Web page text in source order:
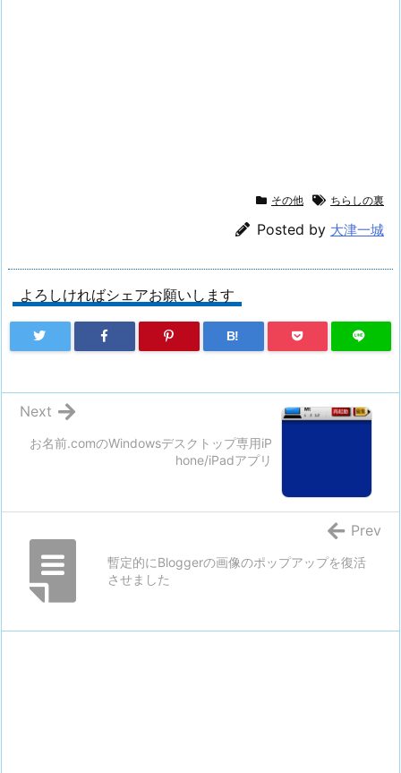
その他 ちらしの裏
Posted by 大津一城
よろしければシェアお願いします
B!
お名前.comのWindowsデスクトップ専用iP
hone/iPadアプリ
Next
暫定的にBloggerの画像のポップアップを復活
させました
Prev